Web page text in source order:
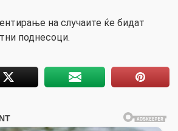
на случаите ќе бидат
поднесоци.